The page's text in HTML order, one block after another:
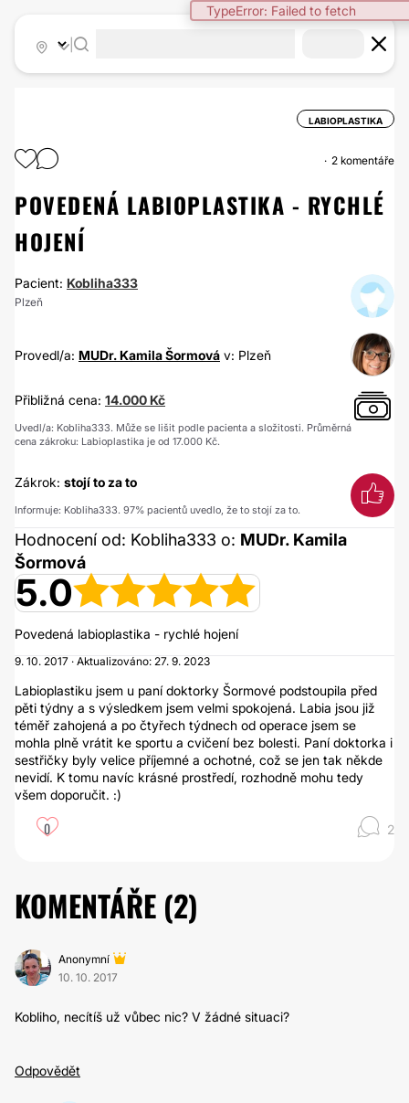
TypeError: Failed to fetch
LABIOPLASTIKA
2 komentáře
POVEDENÁ LABIOPLASTIKA - RYCHLÉ
HOJENÍ
Pacient: Kobliha333
Plzeň
Provedl/a: MUDr. Kamila Šormová v: Plzeň
Přibližná cena: 14.000 Kč
Uvedl/a: Kobliha333. Může se lišit podle pacienta a složitosti. Průměrná
cena zákroku: Labioplastika je od 17.000 Kč.
Zákrok: stojí to za to
Informuje: Kobliha333. 97% pacientů uvedlo, že to stojí za to.
Hodnocení od: Kobliha333 o: MUDr. Kamila
Šormová
5.0
Povedená labioplastika - rychlé hojení
9. 10. 2017 · Aktualizováno: 27. 9. 2023
Labioplastiku jsem u paní doktorky Šormové podstoupila před
pěti týdny a s výsledkem jsem velmi spokojená. Labia jsou již
téměř zahojená a po čtyřech týdnech od operace jsem se
mohla plně vrátit ke sportu a cvičení bez bolesti. Paní doktorka i
sestřičky byly velice příjemné a ochotné, což se jen tak někde
nevidí. K tomu navíc krásné prostředí, rozhodně mohu tedy
všem doporučit. :)
0 2
KOMENTÁŘE (2)
Anonymní
10. 10. 2017
Kobliho, necítíš už vůbec nic? V žádné situaci?
Odpovědět